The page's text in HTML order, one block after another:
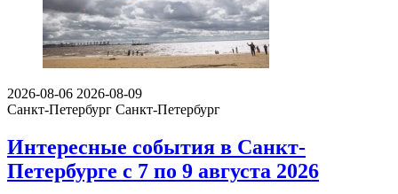
2026-08-06 2026-08-09
Санкт-Петербург Санкт-Петербург
Интересные события в Санкт-
Петербурге с 7 по 9 августа 2026